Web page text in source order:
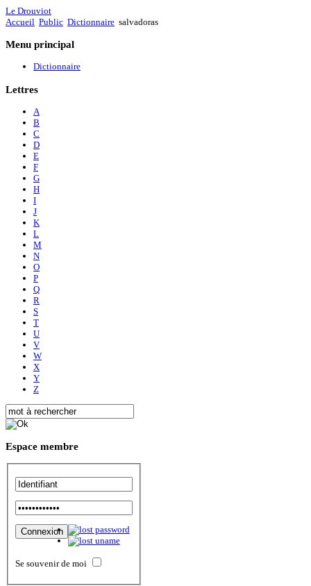
Le Drouviot
Accueil Public Dictionnaire salvadoras
Menu principal
Dictionnaire
Lettres
A
B
C
D
E
F
G
H
I
J
K
L
M
N
O
P
Q
R
S
T
U
V
W
X
Y
Z
Espace membre
Se souvenir de moi